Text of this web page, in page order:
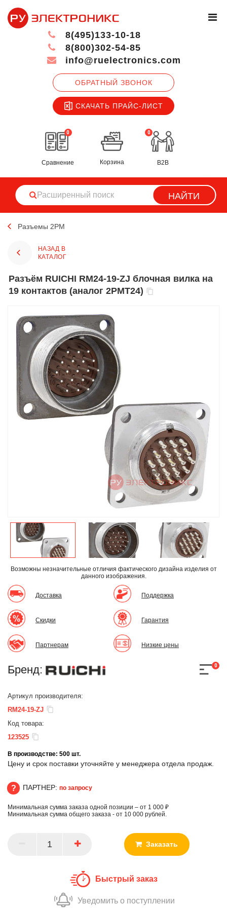
ОБРАТНЫЙ ЗВОНОК
СКАЧАТЬ ПРАЙС-ЛИСТ
8(495)133-10-18
8(800)302-54-85
info@ruelectronics.com
0
Сравнение
0
Корзина B2B
НАЙТИ
Разъемы 2РМ
НАЗАД В
КАТАЛОГ
Разъём RUICHI RM24-19-ZJ блочная вилка на
19 контактов (аналог 2РМТ24)
Возможны незначительные отличия фактического дизайна изделия от
данного изображения.
Доставка
Скидки
Партнерам
Поддержка
Гарантия
Низкие цены
Бренд: 0
Артикул производителя:
RM24-19-ZJ
Код товара:
123525
В производстве: 500 шт.
Цену и срок поставки уточняйте у менеджера отдела продаж.
ПАРТНЕР
ПАРТНЕР: по запросу
Минимальная сумма заказа одной позиции – от 1 000 ₽
Минимальная сумма общего заказа - от 10 000 рублей.
Заказать
Быстрый заказ
Уведомить о поступлении